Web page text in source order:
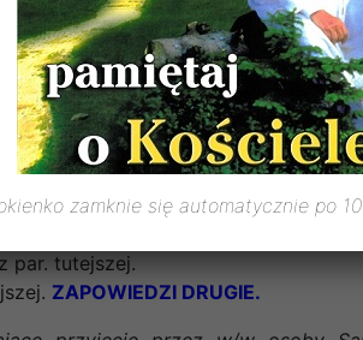
W „Gościu Niedzielnym”
w gazecie „Idziemy” polecamy
pt.: „Po co katolikowi odpusty?”
małżeński mają zamiar wstąpić:
par. tutejszej.
. ZAPOWIEDZI DRUGIE.
zamknie się automatycznie po